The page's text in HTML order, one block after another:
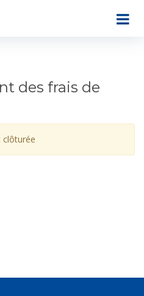
des frais de
clôturée